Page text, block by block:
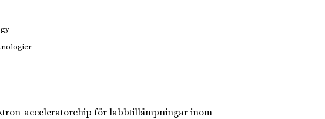
acceleratorchip för labbtillämpningar inom